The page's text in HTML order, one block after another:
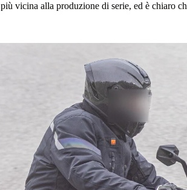
vicina alla produzione di serie, ed è chiaro